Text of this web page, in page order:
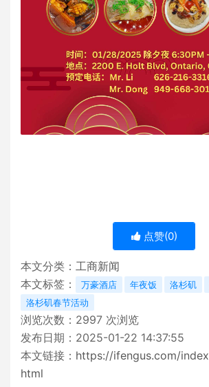
点赞(0)
本文分类： 工商新闻
本文标签：
万豪酒店 年夜饭 洛杉矶
洛杉矶春节活动
浏览次数： 2997 次浏览
发布日期：2025-01-22 14:37:55
本文链接： https://ifengus.com/
html